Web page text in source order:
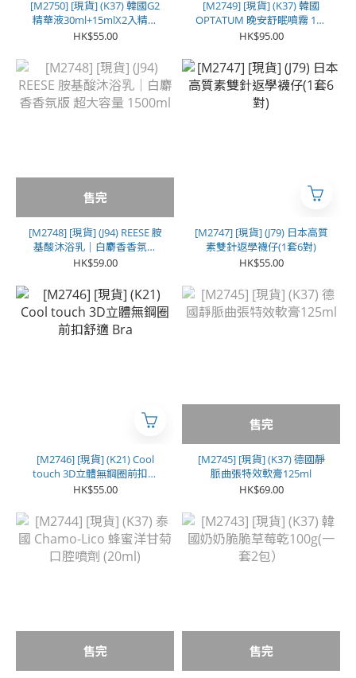
[M2750] [現貨] (K37) 韓國G2
精華液30ml+15mlX2入精華
液
HK$55.00
[M2749] [現貨] (K37) 韓國
OPTATUM 晚安舒眠噴霧 100
ml
HK$95.00
售完
[M2748] [現貨] (J94) REESE 胺
基酸沐浴乳｜白麝香香氛版
超大容量 1500ml
HK$59.00
[M2747] [現貨] (J79) 日本高質
素雙針返學襪仔(1套6對)
HK$55.00
[M2746] [現貨] (K21) Cool
touch 3D立體無鋼圈前扣舒
適 Bra
HK$55.00
售完
[M2745] [現貨] (K37) 德國靜
脈曲張特效軟膏125ml
HK$69.00
售完 售完